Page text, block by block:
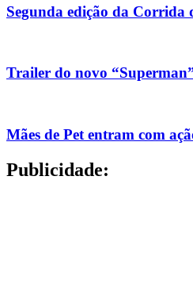
Segunda edição da Corrida
Trailer do novo
Mães de Pet entram com
Publicidade: